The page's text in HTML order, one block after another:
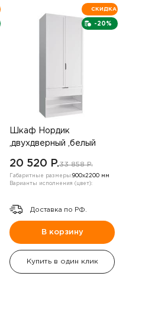
-20%
СКИДКА
Шкаф Нордик
,двухдверный ,белый
20 520 P.33 858 P.
Габаритные размеры:900х2200 мм
Варианты исполнения (цвет):
Доставка по РФ.
В корзину
Купить в один клик